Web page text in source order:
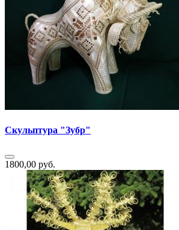
Скульптура "Зубр"
1800,00 руб.